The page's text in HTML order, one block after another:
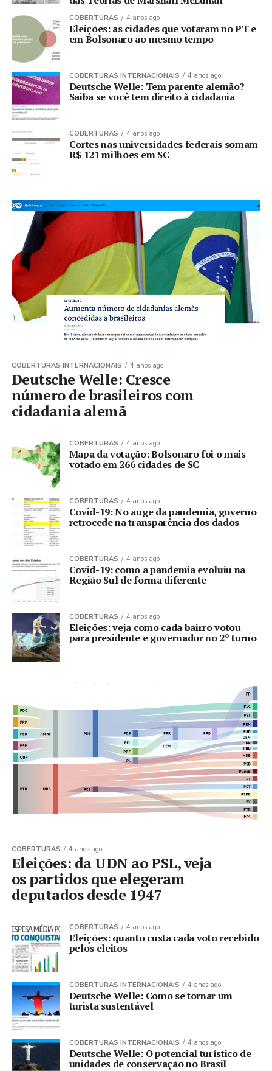
COBERTURAS 4 anos ago
Eleições: as cidades que votaram no PT e
em Bolsonaro ao mesmo tempo
COBERTURAS INTERNACIONAIS 4 anos ago
Deutsche Welle: Tem parente alemão?
Saiba se você tem direito à cidadania
COBERTURAS 4 anos ago
Cortes nas universidades federais somam
R$ 121 milhões em SC
COBERTURAS INTERNACIONAIS 4 anos ago
Deutsche Welle: Cresce
número de brasileiros com
cidadania alemã
COBERTURAS 4 anos ago
Mapa da votação: Bolsonaro foi o mais
votado em 266 cidades de SC
COBERTURAS 4 anos ago
Covid-19: No auge da pandemia, governo
retrocede na transparência dos dados
COBERTURAS 4 anos ago
Covid-19: como a pandemia evoluiu na
Região Sul de forma diferente
COBERTURAS 4 anos ago
Eleições: veja como cada bairro votou
para presidente e governador no 2º turno
COBERTURAS 4 anos ago
Eleições: da UDN ao PSL, veja
os partidos que elegeram
deputados desde 1947
COBERTURAS 4 anos ago
Eleições: quanto custa cada voto recebido
pelos eleitos
COBERTURAS INTERNACIONAIS 4 anos ago
Deutsche Welle: Como se tornar um
turista sustentável
COBERTURAS INTERNACIONAIS 4 anos ago
Deutsche Welle: O potencial turístico de
unidades de conservação no Brasil